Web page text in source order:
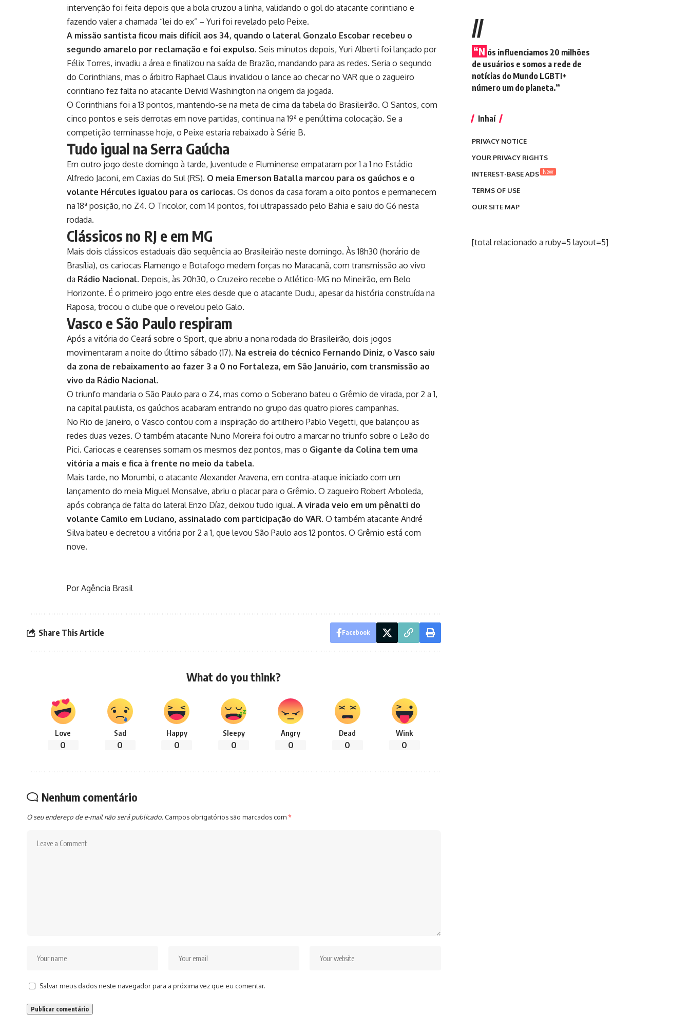
intervenção foi feita depois que a bola cruzou a linha, validando o gol do atacante corintiano e
fazendo valer a chamada “lei do ex” – Yuri foi revelado pelo Peixe.
A missão santista ficou mais difícil aos 34, quando o lateral Gonzalo Escobar recebeu o
segundo amarelo por reclamação e foi expulso. Seis minutos depois, Yuri Alberti foi lançado por
Félix Torres, invadiu a área e finalizou na saída de Brazão, mandando para as redes. Seria o segundo
do Corinthians, mas o árbitro Raphael Claus invalidou o lance ao checar no VAR que o zagueiro
corintiano fez falta no atacante Deivid Washington na origem da jogada.
O Corinthians foi a 13 pontos, mantendo-se na meta de cima da tabela do Brasileirão. O Santos, com
cinco pontos e seis derrotas em nove partidas, continua na 19ª e penúltima colocação. Se a
competição terminasse hoje, o Peixe estaria rebaixado à Série B.
Tudo igual na Serra Gaúcha
Em outro jogo deste domingo à tarde, Juventude e Fluminense empataram por 1 a 1 no Estádio
Alfredo Jaconi, em Caxias do Sul (RS). O meia Emerson Batalla marcou para os gaúchos e o
volante Hércules igualou para os cariocas. Os donos da casa foram a oito pontos e permanecem
na 18ª posição, no Z4. O Tricolor, com 14 pontos, foi ultrapassado pelo Bahia e saiu do G6 nesta
rodada.
Clássicos no RJ e em MG
Mais dois clássicos estaduais dão sequência ao Brasileirão neste domingo. Às 18h30 (horário de
Brasília), os cariocas Flamengo e Botafogo medem forças no Maracanã, com transmissão ao vivo
da Rádio Nacional. Depois, às 20h30, o Cruzeiro recebe o Atlético-MG no Mineirão, em Belo
Horizonte. É o primeiro jogo entre eles desde que o atacante Dudu, apesar da história construída na
Raposa, trocou o clube que o revelou pelo Galo.
Vasco e São Paulo respiram
Após a vitória do Ceará sobre o Sport, que abriu a nona rodada do Brasileirão, dois jogos
movimentaram a noite do último sábado (17). Na estreia do técnico Fernando Diniz, o Vasco saiu
da zona de rebaixamento ao fazer 3 a 0 no Fortaleza, em São Januário, com transmissão ao
vivo da Rádio Nacional.
O triunfo mandaria o São Paulo para o Z4, mas como o Soberano bateu o Grêmio de virada, por 2 a 1,
na capital paulista, os gaúchos acabaram entrando no grupo das quatro piores campanhas.
No Rio de Janeiro, o Vasco contou com a inspiração do artilheiro Pablo Vegetti, que balançou as
redes duas vezes. O também atacante Nuno Moreira foi outro a marcar no triunfo sobre o Leão do
Pici. Cariocas e cearenses somam os mesmos dez pontos, mas o Gigante da Colina tem uma
vitória a mais e fica à frente no meio da tabela.
Mais tarde, no Morumbi, o atacante Alexander Aravena, em contra-ataque iniciado com um
lançamento do meia Miguel Monsalve, abriu o placar para o Grêmio. O zagueiro Robert Arboleda,
após cobrança de falta do lateral Enzo Díaz, deixou tudo igual. A virada veio em um pênalti do
volante Camilo em Luciano, assinalado com participação do VAR. O também atacante André
Silva bateu e decretou a vitória por 2 a 1, que levou São Paulo aos 12 pontos. O Grêmio está com
nove.
Por Agência Brasil
Share This Article Facebook
What do you think?
Love
0
Sad
0
Happy
0
Sleepy
0
Angry
0
Dead
0
Wink
0
Nenhum comentário
O seu endereço de e-mail não será publicado. Campos obrigatórios são marcados com*
Salvar meus dados neste navegador para a próxima vez que eu comentar.
//
“N ós influenciamos 20 milhões
de usuários e somos a rede de
notícias do Mundo LGBTI+
número um do planeta.”
Inhaí
PRIVACY NOTICE
YOUR PRIVACY RIGHTS
INTEREST-BASE ADS New
TERMS OF USE
OUR SITE MAP
[total relacionado a ruby=5 layout=5]